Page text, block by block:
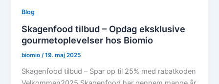
Blog
Skagenfood tilbud – Opdag eksklusive
gourmetoplevelser hos Biomio
biomio/19. maj 2025
Skagenfood tilbud – Spar op til 25% med rabatkoden